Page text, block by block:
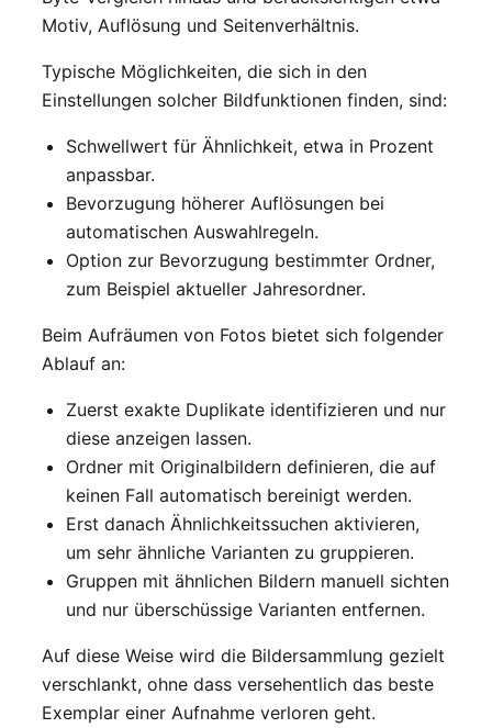
Motiv, Auflösung und Seitenverhältnis.
Typische Möglichkeiten, die sich in den
Einstellungen solcher Bildfunktionen finden, sind:
Schwellwert für Ähnlichkeit, etwa in Prozent
anpassbar.
Bevorzugung höherer Auflösungen bei
automatischen Auswahlregeln.
Option zur Bevorzugung bestimmter Ordner,
zum Beispiel aktueller Jahresordner.
Beim Aufräumen von Fotos bietet sich folgender
Ablauf an:
Zuerst exakte Duplikate identifizieren und nur
diese anzeigen lassen.
Ordner mit Originalbildern definieren, die auf
keinen Fall automatisch bereinigt werden.
Erst danach Ähnlichkeitssuchen aktivieren,
um sehr ähnliche Varianten zu gruppieren.
Gruppen mit ähnlichen Bildern manuell sichten
und nur überschüssige Varianten entfernen.
Auf diese Weise wird die Bildersammlung gezielt
verschlankt, ohne dass versehentlich das beste
Exemplar einer Aufnahme verloren geht.